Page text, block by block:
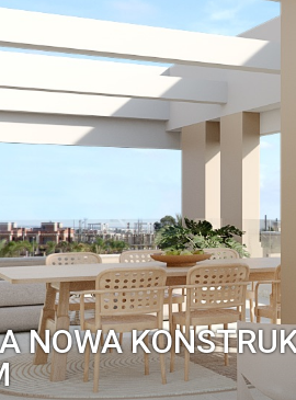
NOWA